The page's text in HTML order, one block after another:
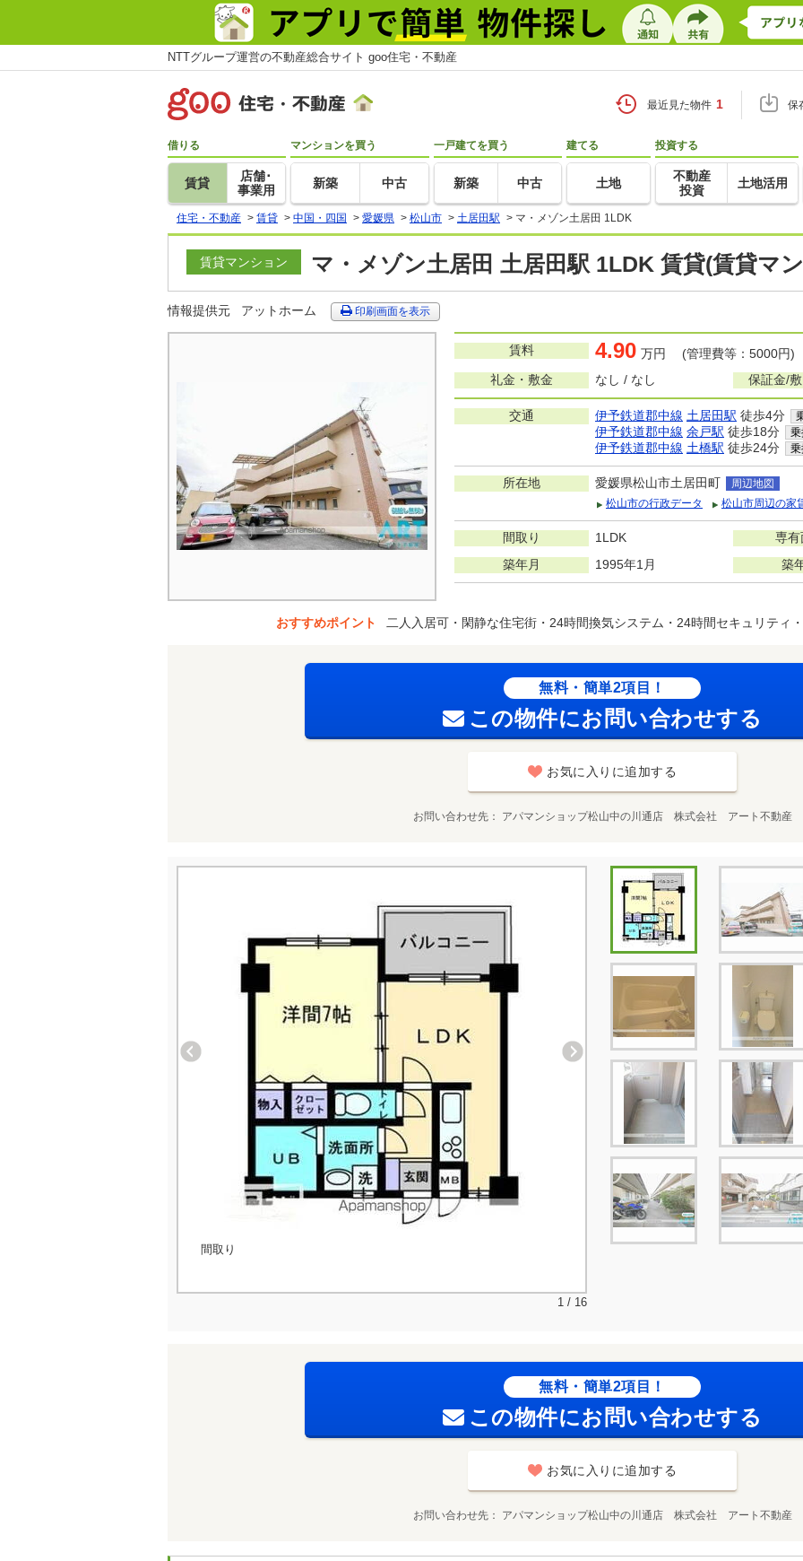
NTTグループ運営の不動産総合サイト goo住宅・不動産
最近見た物件 1 保
借りる
賃貸
店舗･
事業用
マンションを買う
新築 中古
一戸建てを買う
新築 中古
建てる
土地
投資する
不動産
投資
土地活用
住宅・不動産 > 賃貸 > 中国・四国 > 愛媛県 > 松山市 > 土居田駅 > マ・メゾン土居田 1LDK
賃貸マンション マ・メゾン土居田 土居田駅 1LDK 賃貸(賃貸マ
情報提供元 アットホーム 印刷画面を表示
賃料 4.90 万円 (管理費等：5000円)
礼金・敷金
なし / なし 保証金/
交通 伊予鉄道郡中線 土居田駅 徒歩4分
伊予鉄道郡中線 余戸駅 徒歩18分 乗
伊予鉄道郡中線 土橋駅 徒歩24分 乗
所在地 愛媛県松山市土居田町
周辺地図
松山市の行政データ
松山市周辺の家
間取り 1LDK 専有
築年月 1995年1月 築
おすすめポイント 二人入居可・閑静な住宅街・24時間換気システム・24時間セキュリティ
無料・簡単2項目！
この物件にお問い合わせする
お気に入りに追加する
お問い合わせ先 アパマンショップ松山中の川通店 株式会社 アート不動産
間取り
1 / 16
無料・簡単2項目！
この物件にお問い合わせする
お気に入りに追加する
お問い合わせ先 アパマンショップ松山中の川通店 株式会社 アート不動産